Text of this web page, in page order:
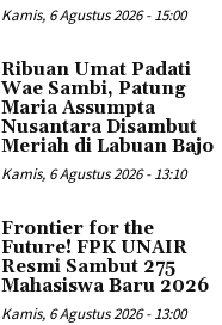
Kamis, 6 Agustus 2026 - 15:00
Ribuan Umat Padati
Wae Sambi, Patung
Maria Assumpta
Nusantara Disambut
Meriah di Labuan Bajo
Kamis, 6 Agustus 2026 - 13:10
Frontier for the
Future! FPK UNAIR
Resmi Sambut 275
Mahasiswa Baru 2026
Kamis, 6 Agustus 2026 - 13:00